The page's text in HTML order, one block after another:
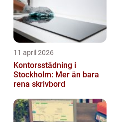
11 april 2026
Kontorsstädning i
Stockholm: Mer än bara
rena skrivbord